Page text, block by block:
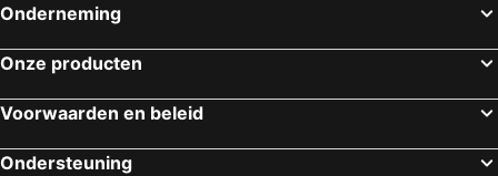
Onderneming
Onze producten
Voorwaarden en beleid
Ondersteuning